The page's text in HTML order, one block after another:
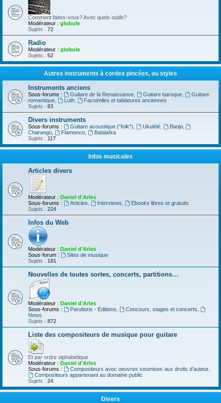
Comment faites-vous? Avec quels outils?
Modérateur : globule
Sujets : 72
Radio
Modérateur : globule
Sujets : 52
Autres instruments à cordes pincées, ou styles
Instruments anciens
Sous-forums : Guitare de la Renaissance, Guitare baroque,
Guitare
romantique
Luth,
Facsimiles et tablatures anciennes
Sujets : 83
Divers instruments
Sous-forums : Guitare acoustique ("folk") Ukulélé, Banjo,
Charango
Flamenco,
Balalaïka
Sujets : 117
Infos musicales
Articles divers
Modérateur : Daniel d'Arles
Sous-forums :
Articles Interviews
Ebooks libres et gratuits
Sujets : 224
Infos du Web
Modérateur : Daniel d'Arles
Sous-forum :
Sites de musique
Sujets : 181
Nouvelles de toutes sortes, concerts, partitions…
Modérateur : Daniel d'Arles
Sous-forums :
Parutions - Editions Concours, stages et concerts
News
Sujets : 872
Liste des compositeurs de musique pour guitare
Et par ordre alphabétique
Modérateur : Daniel d'Arles
Sous-forums :
Compositeurs avec oeuvres soumises aux droits d'auteur,
Compositeurs appartenant au domaine public
Sujets : 24
Divers